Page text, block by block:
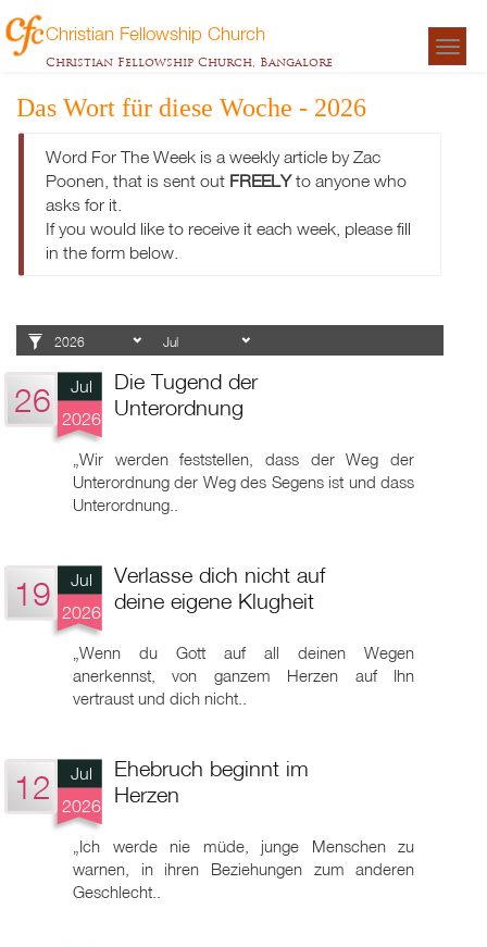
Christian Fellowship Church
Christian Fellowship Church, Bangalore
Das Wort für diese Woche - 2026
Word For The Week is a weekly article by Zac
Poonen, that is sent out FREELYto anyone who
asks for it.
If you would like to receive it each week, please fill
in the form below.
26
Jul
2026
Die Tugend der
Unterordnung
„Wir werden feststellen, dass der Weg der
Unterordnung der Weg des Segens ist und dass
Unterordnung..
19
Jul
2026
Verlasse dich nicht auf
deine eigene Klugheit
„Wenn du Gott auf all deinen Wegen
anerkennst, von ganzem Herzen auf Ihn
vertraust und dich nicht..
12
Jul
2026
Ehebruch beginnt im
Herzen
„Ich werde nie müde, junge Menschen zu
warnen, in ihren Beziehungen zum anderen
Geschlecht..